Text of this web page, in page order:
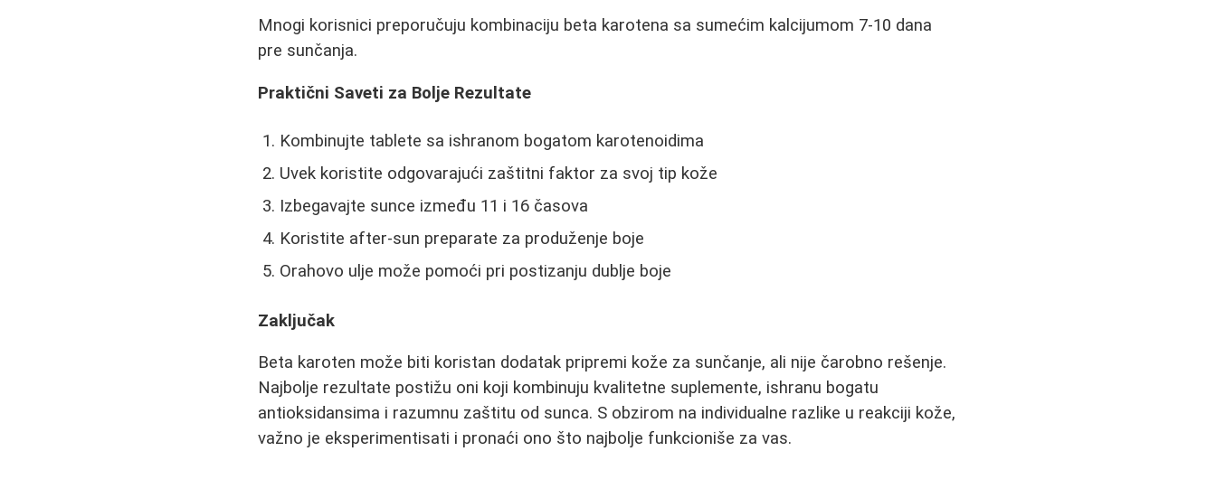
Mnogi korisnici preporučuju kombinaciju beta karotena sa sumećim kalcijumom 7-10 dana
pre sunčanja.
Praktični Saveti za Bolje Rezultate
Kombinujte tablete sa ishranom bogatom karotenoidima
Uvek koristite odgovarajući zaštitni faktor za svoj tip kože
Izbegavajte sunce između 11 i 16 časova
Koristite after-sun preparate za produženje boje
Orahovo ulje može pomoći pri postizanju dublje boje
Zaključak
Beta karoten može biti koristan dodatak pripremi kože za sunčanje, ali nije čarobno rešenje.
Najbolje rezultate postižu oni koji kombinuju kvalitetne suplemente, ishranu bogatu
antioksidansima i razumnu zaštitu od sunca. S obzirom na individualne razlike u reakciji kože,
važno je eksperimentisati i pronaći ono što najbolje funkcioniše za vas.